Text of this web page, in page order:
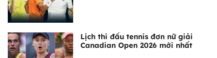
Lịch thi đấu tennis đơn nữ giải
Canadian Open 2026 mới nhất